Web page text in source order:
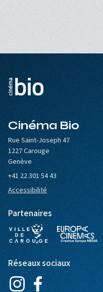
Cinéma Bio
Rue Saint-Joseph 47
1227 Carouge
Genève
+41 22 301 54 43
Accessibilité
Partenaires
Réseaux sociaux